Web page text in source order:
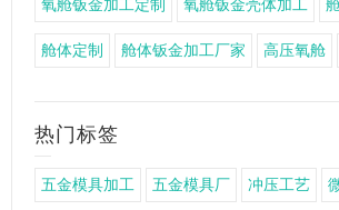
氧舱钣金加工定制 氧舱钣金壳体加工
舱体定制 舱体钣金加工厂家 高压氧舱
热门标签
五金模具加工 五金模具厂 冲压工艺